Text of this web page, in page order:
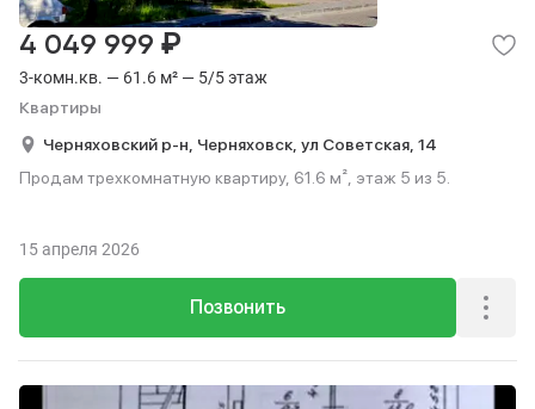
3-комн.кв. — 61.6 м² — 5/5 этаж
Квартиры
4 049 999 ₽
Черняховский р-н, Черняховск, ул Советская, 14
Продам трехкомнатную квартиру, 61.6 м², этаж 5 из 5.
Позвонить
15 апреля 2026